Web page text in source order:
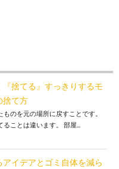
『捨てる』すっきりするモ
捨て方
ものを元の場所に戻すことです。
ことは違います。 部屋...
アイデアとゴミ自体を減ら